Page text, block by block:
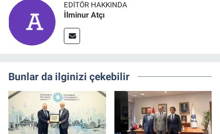
EDITÖR HAKKINDA
İlminur Atçı
Bunlar da ilginizi çekebilir